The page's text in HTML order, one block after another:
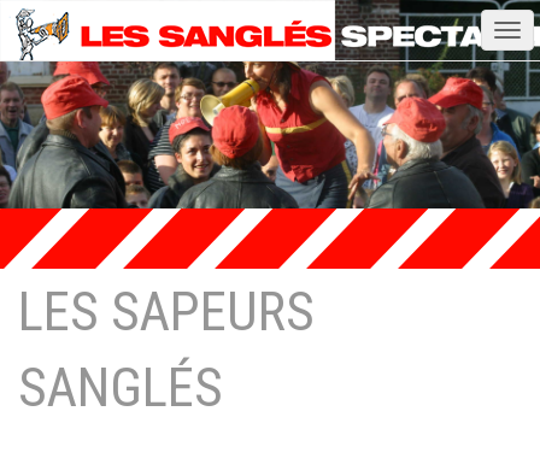
LES SAPEURS
SANGLÉS